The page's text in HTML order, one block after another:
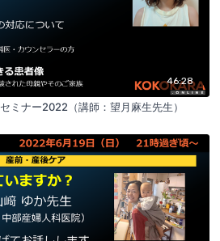
46:28
ミナー2022（講師：望月麻生先生）